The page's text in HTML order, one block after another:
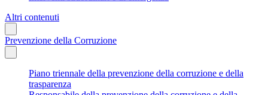
Altri contenuti
Prevenzione della Corruzione
Piano triennale della prevenzione della corruzione e della
trasparenza